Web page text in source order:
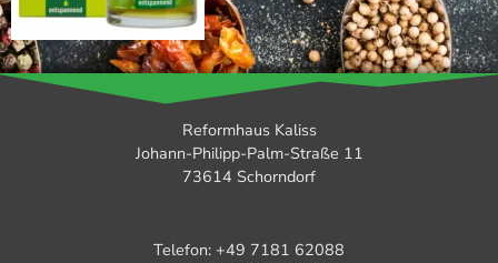
Reformhaus Kaliss
Johann-Philipp-Palm-Straße 11
73614 Schorndorf
Telefon: +49 7181 62088